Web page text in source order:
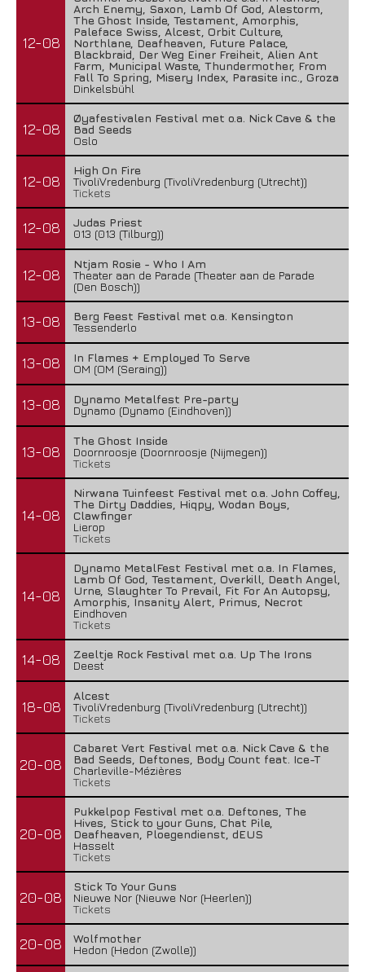
12-08
Arch Enemy, Saxon, Lamb Of God, Alestorm,
The Ghost Inside, Testament, Amorphis,
Paleface Swiss, Alcest, Orbit Culture,
Northlane, Deafheaven, Future Palace,
Blackbraid, Der Weg Einer Freiheit, Alien Ant
Farm, Municipal Waste, Thundermother, From
Fall To Spring, Misery Index, Parasite inc., Groza
Dinkelsbühl
12-08
Øyafestivalen Festival met o.a. Nick Cave & the
Bad Seeds
Oslo
12-08
High On Fire
TivoliVredenburg (TivoliVredenburg (Utrecht))
Tickets
12-08
Judas Priest
013 (013 (Tilburg))
12-08
Ntjam Rosie - Who I Am
Theater aan de Parade (Theater aan de Parade
(Den Bosch))
13-08
Berg Feest Festival met o.a. Kensington
Tessenderlo
13-08
In Flames + Employed To Serve
OM (OM (Seraing))
13-08
Dynamo Metalfest Pre-party
Dynamo (Dynamo (Eindhoven))
13-08
The Ghost Inside
Doornroosje (Doornroosje (Nijmegen))
Tickets
14-08
Nirwana Tuinfeest Festival met o.a. John Coffey,
The Dirty Daddies, Hiqpy, Wodan Boys,
Clawfinger
Lierop
Tickets
14-08
Dynamo MetalFest Festival met o.a. In Flames,
Lamb Of God, Testament, Overkill, Death Angel,
Urne, Slaughter To Prevail, Fit For An Autopsy,
Amorphis, Insanity Alert, Primus, Necrot
Eindhoven
Tickets
14-08
Zeeltje Rock Festival met o.a. Up The Irons
Deest
18-08
Alcest
TivoliVredenburg (TivoliVredenburg (Utrecht))
Tickets
20-08
Cabaret Vert Festival met o.a. Nick Cave & the
Bad Seeds, Deftones, Body Count feat. Ice-T
Charleville-Mézières
Tickets
20-08
Pukkelpop Festival met o.a. Deftones, The
Hives, Stick to your Guns, Chat Pile,
Deafheaven, Ploegendienst, dEUS
Hasselt
Tickets
20-08
Stick To Your Guns
Nieuwe Nor (Nieuwe Nor (Heerlen))
Tickets
20-08
Wolfmother
Hedon (Hedon (Zwolle))